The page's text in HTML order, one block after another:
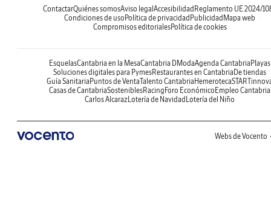
ContactarQuiénes somosAviso legalAccesibilidadReglamento UE 2024/
Condiciones de usoPolítica de privacidadPublicidadMapa web
Compromisos editorialesPolítica de cookies
EsquelasCantabria en la MesaCantabria DModaAgenda CantabriaPlayas
Soluciones digitales para PymesRestaurantes en CantabriaDe tiendas
Guía SanitariaPuntos de VentaTalento CantabriaHemeroteca
Casas de CantabriaSosteniblesRacingForo EconómicoEmpleo Cantabria
Carlos AlcarazLotería de NavidadLotería del Niño
Webs de Vocento